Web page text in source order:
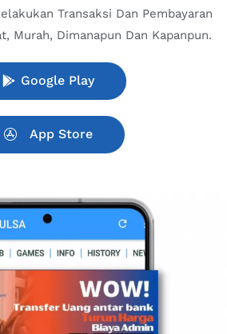
Transaksi Dan Pembayaran
Murah, Dimanapun Dan Kapanpun.
Google Play
App Store